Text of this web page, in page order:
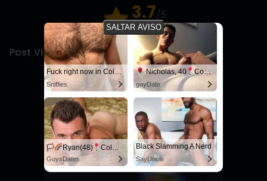
3.7/5
3 votos
Post Views:1.248
Fuck right now in Columbus
Sniffies
Nicholas, 40 Columbus
gayDate
🏳‍ Ryan(48) Columbus
GuysDates
Black Slamming A Nerd
SayUncle
SALTAR AVISO